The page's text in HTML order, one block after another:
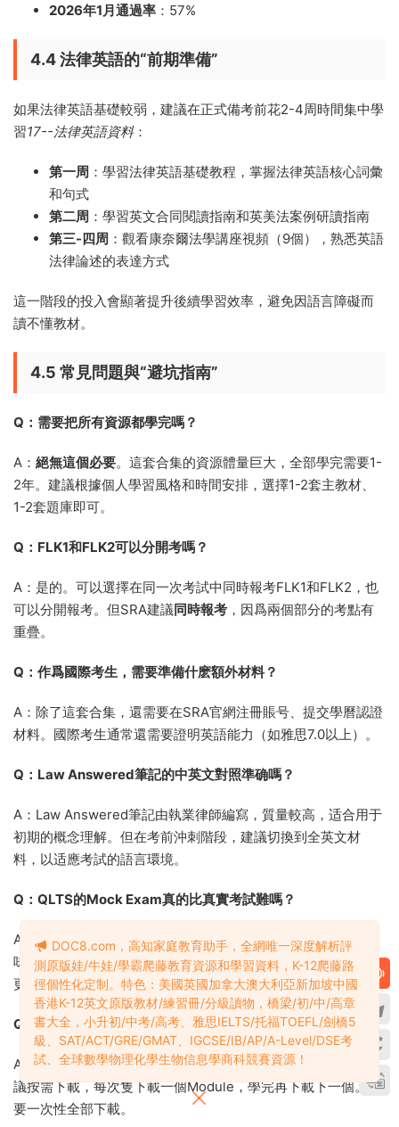
2026年1月通過率 ：57%
4.4 法律英語的“前期準備”
如果法律英語基礎較弱，建議在正式備考前花2-4周時間集中學
習17--法律英語資料：
第一周 ：學習法律英語基礎教程，掌握法律英語核心詞彙
和句式
第二周 ：學習英文合同閱讀指南和英美法案例研讀指南
第三-四周 ：觀看康奈爾法學講座視頻（9個），熟悉英語
法律論述的表達方式
這一階段的投入會顯著提升後續學習效率，避免因語言障礙而
讀不懂教材。
4.5 常見問題與“避坑指南”
Q：需要把所有資源都學完嗎？
A： 絕無這個必要。這套合集的資源體量巨大，全部學完需要1-
2年。建議根據個人學習風格和時間安排，選擇1-2套主教材、
1-2套題庫即可。
Q：FLK1和FLK2可以分開考嗎？
A：是的。可以選擇在同一次考試中同時報考FLK1和FLK2，也
可以分開報考。但SRA建議同時報考 ，因爲兩個部分的考點有
重疊。
Q：作爲國際考生，需要準備什麽額外材料？
A：除了這套合集，還需要在SRA官網注冊賬号、提交學曆認證
材料。國際考生通常還需要證明英語能力（如雅思7.0以上）。
Q：Law Answered筆記的中英文對照準确嗎？
A：Law Answered筆記由執業律師編寫，質量較高，适合用于
初期的概念理解。但在考前沖刺階段，建議切換到全英文材
料，以适應考試的語言環境。
Q：QLTS的Mock Exam真的比真實考試難嗎？
A：第三方評價确認QLTS的題目“明顯比真實考試更難”。這意
味着，如果能在QLTS模拟考試中取得不錯的成績，真實考試會
更從容。但不必因爲QLTS的低分而氣餒。
Q：Barbri的視頻課程文件太大，怎麽用？
A：10文件夾中的視頻文件多爲.vep格式，總容量數百GB。建
議按需下載，每次隻下載一個Module，學完再下載下一個。不
要一次性全部下載。
DOC8.com，高知家庭教育助手，全網唯一深度解析評
測原版娃/牛娃/學霸爬藤教育資源和學習資料，K-12爬藤路
徑個性化定制。特色：美國英國加拿大澳大利亞新加坡中國
香港K-12英文原版教材/練習冊/分級讀物，橋梁/初/中/高章
書大全，小升初/中考/高考、雅思IELTS/托福TOEFL/劍橋5
級、SAT/ACT/GRE/GMAT、IGCSE/IB/AP/A-Level/DSE考
試、全球數學物理化學生物信息學商科競賽資源！